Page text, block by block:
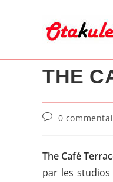
THE
Commentaires
publication :
0
The Café
par les